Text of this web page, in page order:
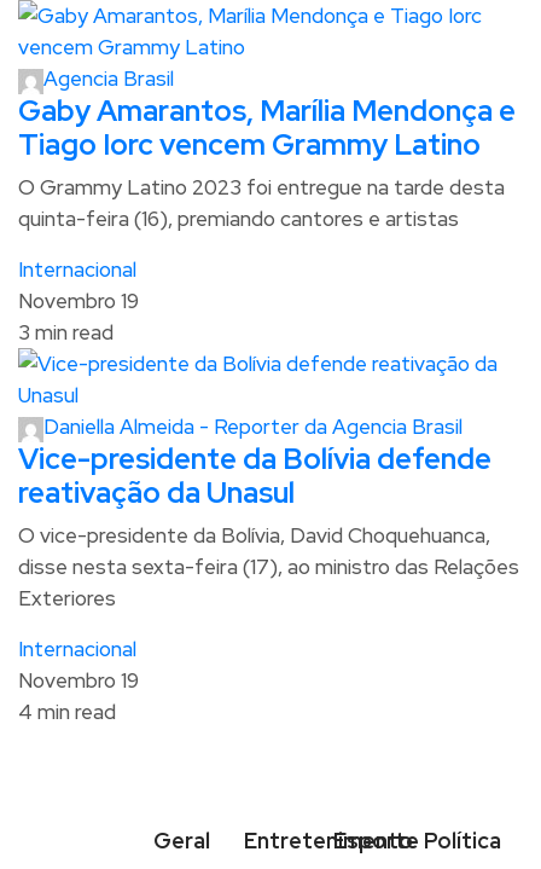
Agencia Brasil
Gaby Amarantos, Marília Mendonça e
Tiago Iorc vencem Grammy Latino
O Grammy Latino 2023 foi entregue na tarde desta
quinta-feira (16), premiando cantores e artistas
Internacional
Novembro 19
3 min read
Daniella Almeida - Reporter da Agencia Brasil
Vice-presidente da Bolívia defende
reativação da Unasul
O vice-presidente da Bolívia, David Choquehuanca,
disse nesta sexta-feira (17), ao ministro das Relações
Exteriores
Internacional
Novembro 19
4 min read
Geral Entretenimento
Esporte Política